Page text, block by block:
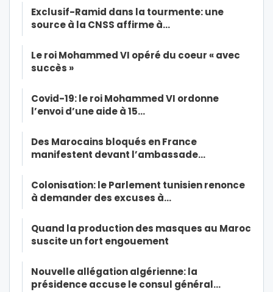
Exclusif-Ramid dans la tourmente: une
source à la CNSS affirme à…
Le roi Mohammed VI opéré du coeur « avec
succès »
Covid-19: le roi Mohammed VI ordonne
l’envoi d’une aide à 15…
Des Marocains bloqués en France
manifestent devant l’ambassade…
Colonisation: le Parlement tunisien renonce
à demander des excuses à…
Quand la production des masques au Maroc
suscite un fort engouement
Nouvelle allégation algérienne: la
présidence accuse le consul général…